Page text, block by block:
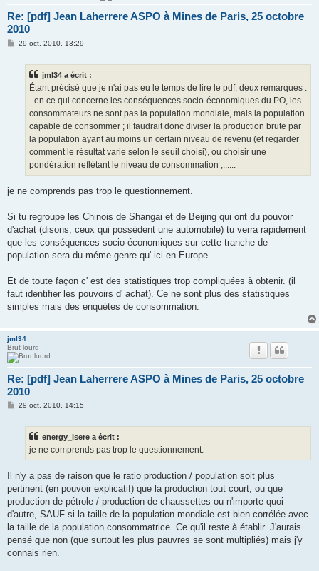
Re: [pdf] Jean Laherrere ASPO à Mines de Paris, 25 octobre
2010
M29 oct. 2010, 13:29
jml34 a écrit :
Étant précisé que je n'ai pas eu le temps de lire le pdf, deux remarques :
- en ce qui concerne les conséquences socio-économiques du PO, les
consommateurs ne sont pas la population mondiale, mais la population
capable de consommer ; il faudrait donc diviser la production brute par
la population ayant au moins un certain niveau de revenu (et regarder
comment le résultat varie selon le seuil choisi), ou choisir une
pondération reflétant le niveau de consommation ;......
je ne comprends pas trop le questionnement.
Si tu regroupe les Chinois de Shangai et de Beijing qui ont du pouvoir
d'achat (disons, ceux qui possédent une automobile) tu verra rapidement
que les conséquences socio-économiques sur cette tranche de
population sera du méme genre qu' ici en Europe.
Et de toute façon c' est des statistiques trop compliquées à obtenir. (il
faut identifier les pouvoirs d' achat). Ce ne sont plus des statistiques
simples mais des enquétes de consommation.
jml34
Brut lourd
Re: [pdf] Jean Laherrere ASPO à Mines de Paris, 25 octobre
2010
M29 oct. 2010, 14:15
energy_isere a écrit :
je ne comprends pas trop le questionnement.
Il n'y a pas de raison que le ratio production / population soit plus
pertinent (en pouvoir explicatif) que la production tout court, ou que
production de pétrole / production de chaussettes ou n'importe quoi
d'autre, SAUF si la taille de la population mondiale est bien corrélée avec
la taille de la population consommatrice. Ce qu'il reste à établir. J'aurais
pensé que non (que surtout les plus pauvres se sont multipliés) mais j'y
connais rien.